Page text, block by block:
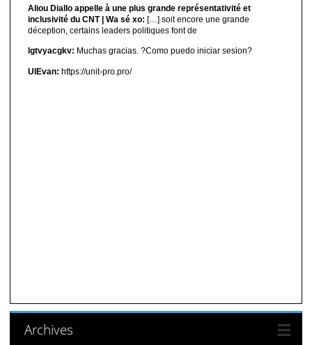
Aliou Diallo appelle à une plus grande représentativité et
inclusivité du CNT | Wa sé xo: […] soit encore une grande
déception, certains leaders politiques font de
lgtvyacgkv: Muchas gracias. ?Como puedo iniciar sesion?
UIEvan: https://unit-pro.pro/
Archives